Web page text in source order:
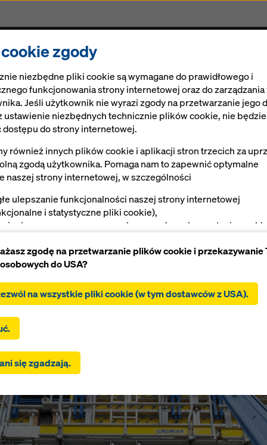
Rozwiązania Ringlock
Xsafe plus
deskowań ścian i słupów
zgody
niezbędne pliki cookie są wymagane do prawidłowego i
funkcjonowania strony internetowej oraz do zarządzania
Jeśli użytkownik nie wyrazi zgody na przetwarzanie jego
ustawienie niezbędnych technicznie plików cookie, nie będzie
dostępu do strony internetowej.
również innych plików cookie i aplikacji stron trzecich za
zgodą użytkownika. Pomaga nam to zapewnić optymalne
naszej strony internetowej, w szczególności
ulepszanie funkcjonalności naszej strony internetowej
i statystyczne pliki cookie),
sprawnego procesu zakupu podczas korzystania ze
użytkownikowi odpowiednich reklam na niektórych
(marketingowe pliki cookie).
na wszystkie pliki cookie (w tym dostawców z USA)”,
„Zgadzam się na wybrane”, użytkownik wyraża zgodę na pliki
za pomocą pól wyboru. Może to również wiązać się z
danych do krajów trzecich, takich jak USA. Jeśli
obejmują również dostawców, którzy przekazują dane do
w których nie ma decyzji stwierdzającej odpowiedni stopień
użytkownika obejmuje również to. Może istnieć ryzyko,
przesłane w ten sposób mogą podlegać dostępowi
trzecich w celu kontroli i monitorowania oraz że nie ma
zgodę na przetwarzanie plików cookie i przekazywanie
do USA?
na wszystkie pliki cookie (w tym dostawców z USA).
się zgadzają.